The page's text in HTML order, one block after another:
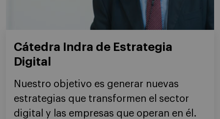
Cátedra Indra de Estrategia
Digital
Nuestro objetivo es generar nuevas
estrategias que transformen el sector
digital y las empresas que operan en él.